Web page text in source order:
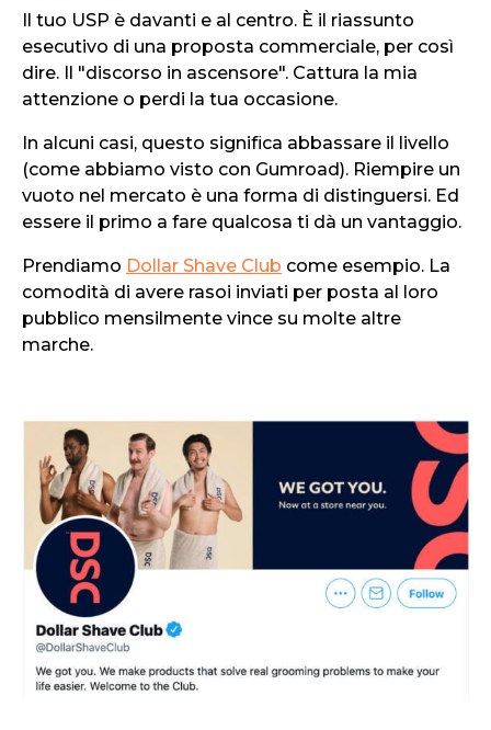
Il tuo USP è davanti e al centro. È il riassunto
esecutivo di una proposta commerciale, per così
dire. Il "discorso in ascensore". Cattura la mia
attenzione o perdi la tua occasione.
In alcuni casi, questo significa abbassare il livello
(come abbiamo visto con Gumroad). Riempire un
vuoto nel mercato è una forma di distinguersi. Ed
essere il primo a fare qualcosa ti dà un vantaggio.
Prendiamo Dollar Shave Club come esempio. La
comodità di avere rasoi inviati per posta al loro
pubblico mensilmente vince su molte altre
marche.